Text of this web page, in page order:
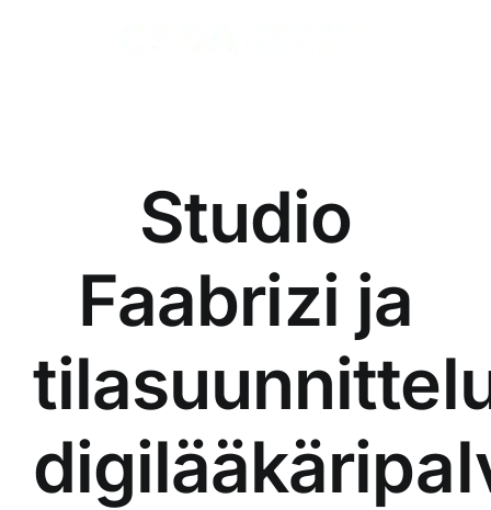
Studio
Faabrizi ja